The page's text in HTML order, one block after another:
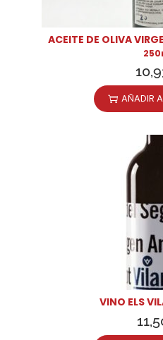
ACEITE DE OLIVA
AÑADIR
VINO ELS